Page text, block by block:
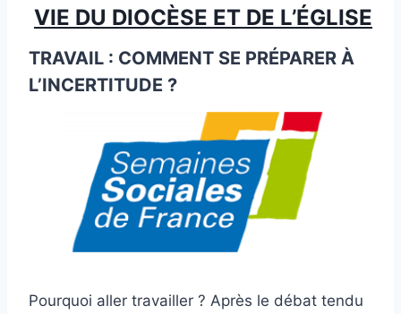
VIE DU DIOCÈSE ET DE L’ÉGLISE
TRAVAIL : COMMENT SE PRÉPARER À
L’INCERTITUDE ?
Pourquoi aller travailler ? Après le débat tendu